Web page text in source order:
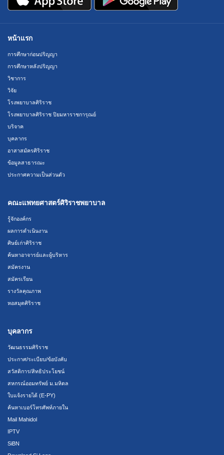
หน้าแรก
การศึกษาก่อนปริญญา
การศึกษาหลังปริญญา
วิชาการ
วิจัย
โรงพยาบาลศิริราช
โรงพยาบาลศิริราช ปิยมหาราชการุณย์
บริจาค
บุคลากร
อาสาสมัครศิริราช
ข้อมูลสาธารณะ
ประกาศความเป็นส่วนตัว
คณะแพทยศาสตร์ศิริราชพยาบาล
รู้จักองค์กร
ผลการดำเนินงาน
ศิษย์เก่าศิริราช
ค้นหาอาจารย์และผู้บริหาร
สมัครงาน
สมัครเรียน
รางวัลคุณภาพ
หอสมุดศิริราช
บุคลากร
วัฒนธรรมศิริราช
ประกาศ/ระเบียบ/ข้อบังคับ
สวัสดิการ/สิทธิประโยชน์
สหกรณ์ออมทรัพย์ ม.มหิดล
ใบแจ้งรายได้ (E-PY)
ค้นหาเบอร์โทรศัพท์ภายใน
Mail Mahidol
IPTV
SiBN